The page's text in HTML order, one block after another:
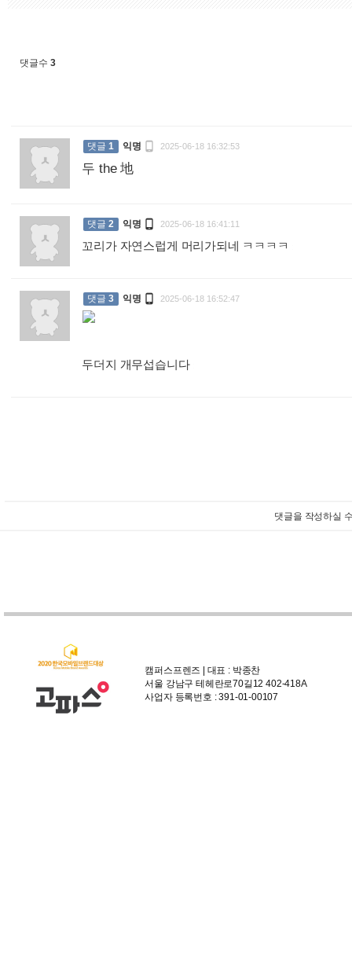
댓글수 3
댓글 1 익명  2025-06-18 16:32:53
두 the 地
댓글 2 익명  2025-06-18 16:41:11
꼬리가 자연스럽게 머리가되네 ㅋㅋㅋㅋ
댓글 3 익명  2025-06-18 16:52:47
두더지 개무섭습니다
댓글을 작성하실
캠퍼스프렌즈 | 대표 : 박종찬
서울 강남구 테헤란로70길12 402-418A
사업자 등록번호 : 391-01-00107